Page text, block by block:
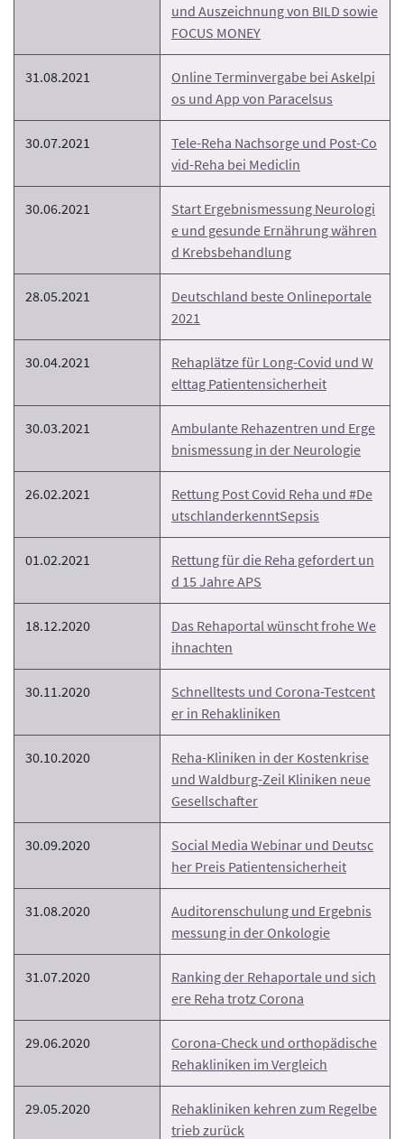
und Auszeichnung von BILD sowie
FOCUS MONEY
31.08.2021
Online Terminvergabe bei Askelpi
os und App von Paracelsus
30.07.2021
Tele-Reha Nachsorge und Post-Co
vid-Reha bei Mediclin
30.06.2021
Start Ergebnismessung Neurologi
e und gesunde Ernährung währen
d Krebsbehandlung
28.05.2021
Deutschland beste Onlineportale
2021
30.04.2021
Rehaplätze für Long-Covid und W
elttag Patientensicherheit
30.03.2021
Ambulante Rehazentren und Erge
bnismessung in der Neurologie
26.02.2021
Rettung Post Covid Reha und #De
utschlanderkenntSepsis
01.02.2021
Rettung für die Reha gefordert un
d 15 Jahre APS
18.12.2020
Das Rehaportal wünscht frohe We
ihnachten
30.11.2020
Schnelltests und Corona-Testcent
er in Rehakliniken
30.10.2020
Reha-Kliniken in der Kostenkrise
und Waldburg-Zeil Kliniken neue
Gesellschafter
30.09.2020
Social Media Webinar und Deutsc
her Preis Patientensicherheit
31.08.2020
Auditorenschulung und Ergebnis
messung in der Onkologie
31.07.2020
Ranking der Rehaportale und sich
ere Reha trotz Corona
29.06.2020
Corona-Check und orthopädische
Rehakliniken im Vergleich
29.05.2020
Rehakliniken kehren zum Regelbe
trieb zurück